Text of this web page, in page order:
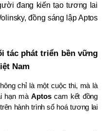
đang kiến tạo tương lai
đồng sáng lập Aptos
tác phát triển bền vững
Nam
chỉ là một cuộc thi, mà là
hạn mà Aptos cam kết đồng